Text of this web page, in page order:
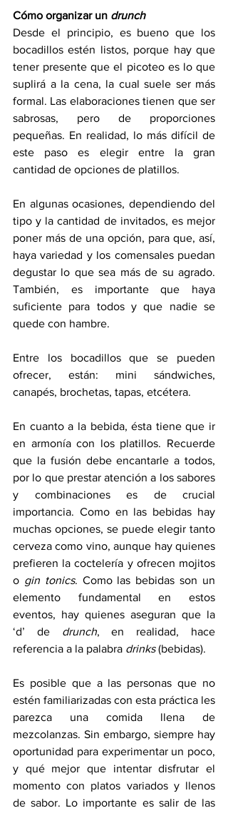
Cómo organizar un drunch
Desde el principio, es bueno que los
bocadillos estén listos, porque hay que
tener presente que el picoteo es lo que
suplirá a la cena, la cual suele ser más
formal. Las elaboraciones tienen que ser
sabrosas, pero de proporciones
pequeñas. En realidad, lo más difícil de
este paso es elegir entre la gran
cantidad de opciones de platillos.
En algunas ocasiones, dependiendo del
tipo y la cantidad de invitados, es mejor
poner más de una opción, para que, así,
haya variedad y los comensales puedan
degustar lo que sea más de su agrado.
También, es importante que haya
suficiente para todos y que nadie se
quede con hambre.
Entre los bocadillos que se pueden
ofrecer, están: mini sándwiches,
canapés, brochetas, tapas, etcétera.
En cuanto a la bebida, ésta tiene que ir
en armonía con los platillos. Recuerde
que la fusión debe encantarle a todos,
por lo que prestar atención a los sabores
y combinaciones es de crucial
importancia. Como en las bebidas hay
muchas opciones, se puede elegir tanto
cerveza como vino, aunque hay quienes
prefieren la coctelería y ofrecen mojitos
o gin tonics. Como las bebidas son un
elemento fundamental en estos
eventos, hay quienes aseguran que la
‘d’ de drunch, en realidad, hace
referencia a la palabra drinks (bebidas).
Es posible que a las personas que no
estén familiarizadas con esta práctica les
parezca una comida llena de
mezcolanzas. Sin embargo, siempre hay
oportunidad para experimentar un poco,
y qué mejor que intentar disfrutar el
momento con platos variados y llenos
de sabor. Lo importante es salir de las